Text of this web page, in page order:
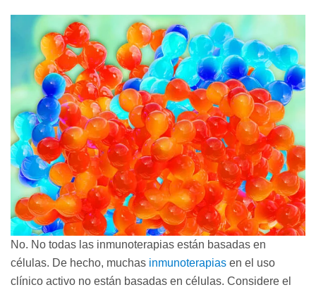
No. No todas las inmunoterapias están basadas en
células. De hecho, muchas inmunoterapias en el uso
clínico activo no están basadas en células. Considere el